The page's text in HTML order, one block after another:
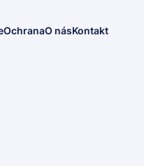
OchranaO násKontakt